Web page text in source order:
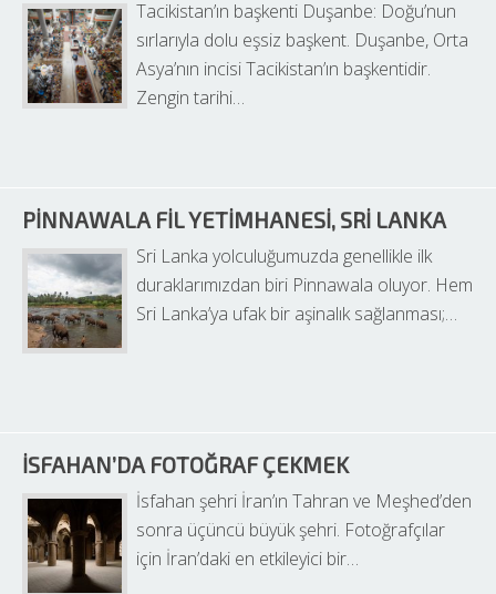
Tacikistan’ın başkenti Duşanbe: Doğu’nun
sırlarıyla dolu eşsiz başkent. Duşanbe, Orta
Asya’nın incisi Tacikistan’ın başkentidir.
Zengin tarihi…
PINNAWALA FIL YETIMHANESI, SRI LANKA
Sri Lanka yolculuğumuzda genellikle ilk
duraklarımızdan biri Pinnawala oluyor. Hem
Sri Lanka’ya ufak bir aşinalık sağlanması;…
İSFAHAN’DA FOTOĞRAF ÇEKMEK
İsfahan şehri İran’ın Tahran ve Meşhed’den
sonra üçüncü büyük şehri. Fotoğrafçılar
için İran’daki en etkileyici bir…